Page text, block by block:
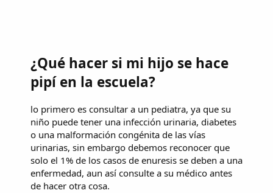
¿Qué hacer si mi hijo se hace
pipí en la escuela?
lo primero es consultar a un pediatra, ya que su
niño puede tener una infección urinaria, diabetes
o una malformación congénita de las vías
urinarias, sin embargo debemos reconocer que
solo el 1% de los casos de enuresis se deben a una
enfermedad, aun así consulte a su médico antes
de hacer otra cosa.